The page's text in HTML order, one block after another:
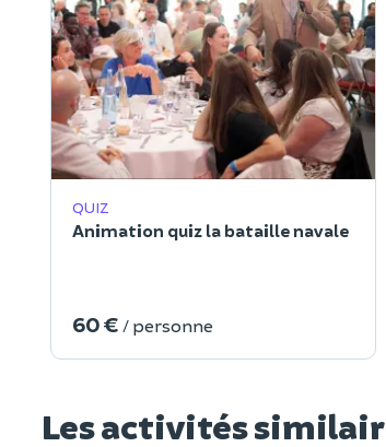
QUIZ
Animation quiz la bataille navale
60 € / personne
Les activités